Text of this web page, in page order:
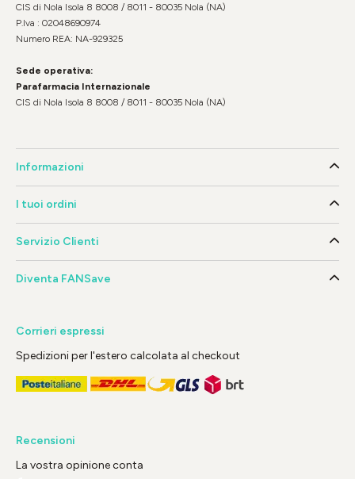
CIS di Nola Isola 8 8008 / 8011 - 80035 Nola (NA)
P.Iva : 02048690974
Numero REA: NA-929325
Sede operativa:
Parafarmacia Internazionale
CIS di Nola Isola 8 8008 / 8011 - 80035 Nola (NA)
Informazioni
I tuoi ordini
Servizio Clienti
Diventa FANSave
Corrieri espressi
Spedizioni per l'estero calcolata al checkout
Recensioni
La vostra opinione conta